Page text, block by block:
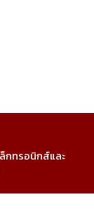
กทรอนิกส์และ